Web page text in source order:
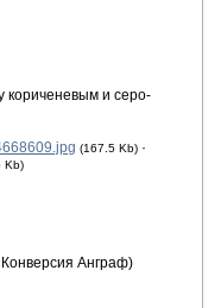
кориченевым и серо-
(167.5 Kb) ·
Kb)
Анграф)